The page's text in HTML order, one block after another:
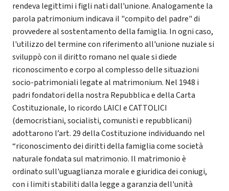
rendeva legittimi i figli nati dall'unione. Analogamente la
parola patrimonium indicava il "compito del padre" di
provvedere al sostentamento della famiglia. In ogni caso,
l'utilizzo del termine con riferimento all'unione nuziale si
sviluppò con il diritto romano nel quale si diede
riconoscimento e corpo al complesso delle situazioni
socio-patrimoniali legate al matrimonium. Nel 1948 i
padri fondatori della nostra Repubblica e della Carta
Costituzionale, lo ricordo LAICI e CATTOLICI
(democristiani, socialisti, comunisti e repubblicani)
adottarono l’art. 29 della Costituzione individuando nel
“riconoscimento dei diritti della famiglia come società
naturale fondata sul matrimonio. Il matrimonio è
ordinato sull'uguaglianza morale e giuridica dei coniugi,
con i limiti stabiliti dalla legge a garanzia dell'unità